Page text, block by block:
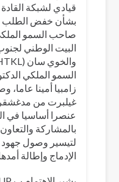
قيادي لشبكة
بشأن خفض الطلب
صاحب السمو
البيت الوطني لجنوب
السمو الملكي
زامبيا أمينا عاما،
غيلبرت من مدغشقر
عنصرا أساسيا في
بالمشاركة
لتيسير وصول جهود
الإدماج وإطالة